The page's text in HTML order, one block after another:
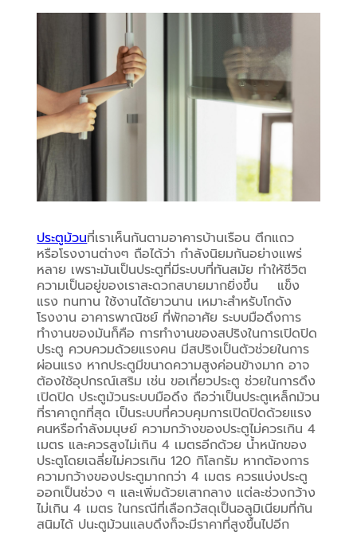
ประตูม้วนที่เราเห็นกันตามอาคารบ้านเรือน ตึกแถว
หรือโรงงานต่างๆ ถือได้ว่า กำลังนิยมกันอย่างแพร่
หลาย เพราะมันเป็นประตูที่มีระบบที่ทันสมัย ทำให้ชีวิต
ความเป็นอยู่ของเราสะดวกสบายมากยิ่งขึ้น    แข็ง
แรง ทนทาน ใช้งานได้ยาวนาน เหมาะสำหรับโกดัง
โรงงาน อาคารพาณิชย์ ที่พักอาศัย ระบบมือดึงการ
ทำงานของมันก็คือ การทำงานของสปริงในการเปิดปิด
ประตู ควบควมด้วยแรงคน มีสปริงเป็นตัวช่วยในการ
ผ่อนแรง หากประตูมีขนาดความสูงค่อนข้างมาก อาจ
ต้องใช้อุปกรณ์เสริม เช่น ขอเกี่ยวประตู ช่วยในการดึง
เปิดปิด ประตูม้วนระบบมือดึง ถือว่าเป็นประตูเหล็กม้วน
ที่ราคาถูกที่สุด เป็นระบบที่ควบคุมการเปิดปิดด้วยแรง
คนหรือกำลังมนุษย์ ความกว้างของประตูไม่ควรเกิน 4
เมตร และควรสูงไม่เกิน 4 เมตรอีกด้วย น้ำหนักของ
ประตูโดยเฉลี่ยไม่ควรเกิน 120 กิโลกรัม หากต้องการ
ความกว้างของประตูมากกว่า 4 เมตร ควรแบ่งประตู
ออกเป็นช่วง ๆ และเพิ่มด้วยเสากลาง แต่ละช่วงกว้าง
ไม่เกิน 4 เมตร ในกรณีที่เลือกวัสดุเป็นอลูมิเนียมที่กัน
สนิมได้ ปนะตูม้วนแลบดึงก็จะมีราคาที่สูงขึ้นไปอีก